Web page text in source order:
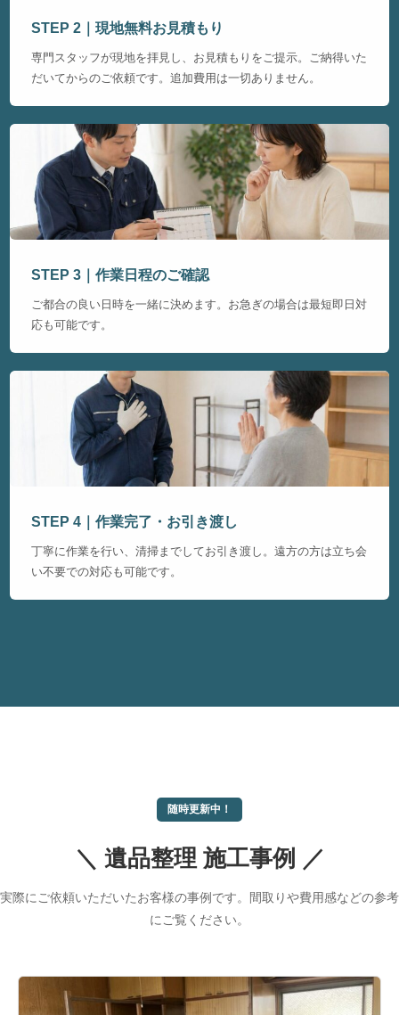
STEP 2｜現地無料お見積もり
専門スタッフが現地を拝見し、お見積もりをご提示。ご納得いた
だいてからのご依頼です。追加費用は一切ありません。
STEP 3｜作業日程のご確認
ご都合の良い日時を一緒に決めます。お急ぎの場合は最短即日対
応も可能です。
STEP 4｜作業完了・お引き渡し
丁寧に作業を行い、清掃までしてお引き渡し。遠方の方は立ち会
い不要での対応も可能です。
随時更新中！
＼ 遺品整理 施工事例 ／
実際にご依頼いただいたお客様の事例です。間取りや費用感などの参考
にご覧ください。